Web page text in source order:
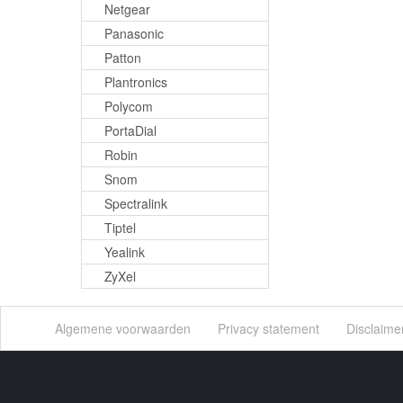
Netgear
Panasonic
Patton
Plantronics
Polycom
PortaDial
Robin
Snom
Spectralink
Tiptel
Yealink
ZyXel
Algemene voorwaarden Privacy statement